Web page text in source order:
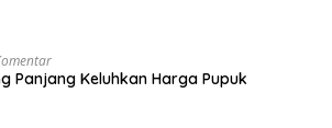
Panjang Keluhkan Harga Pupuk